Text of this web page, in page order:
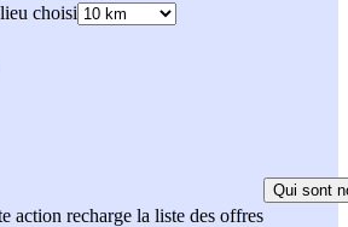
choisi
action recharge la liste des offres
Qui sont